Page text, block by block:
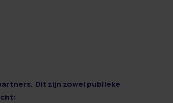
Dit zijn zowel publieke